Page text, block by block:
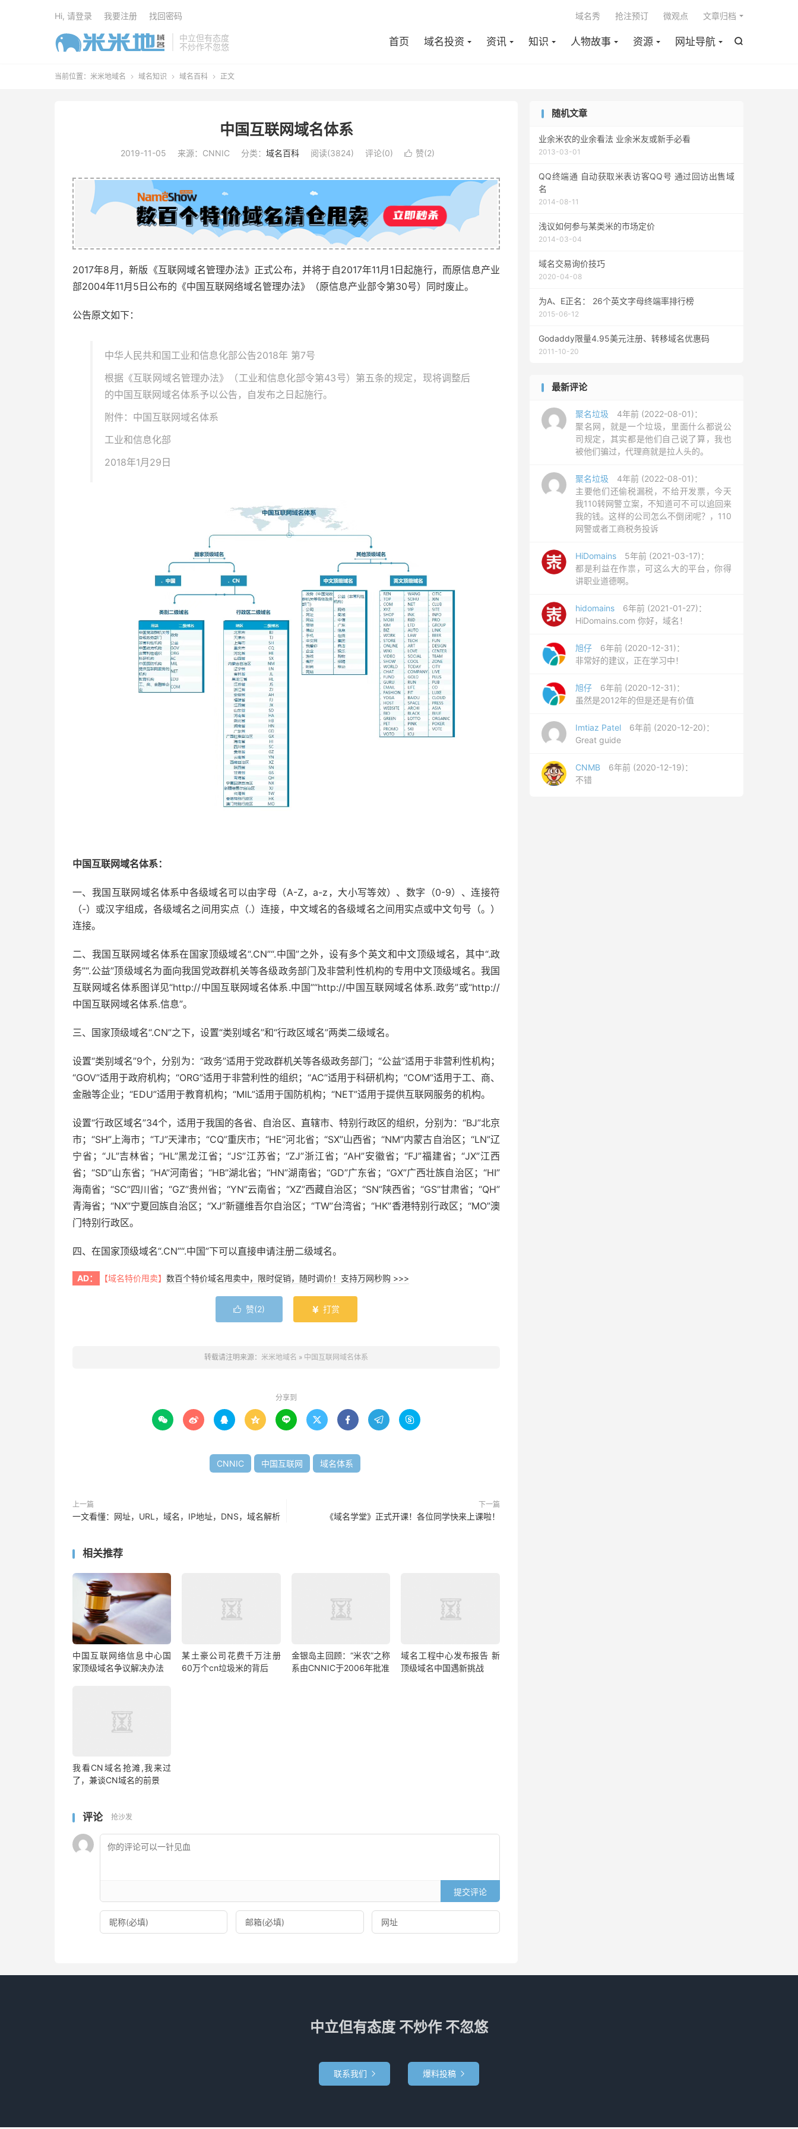
中立但有态度
不炒作不忽悠

首页 域名投资 资讯 知识 人物故事 资源 网址导航
域名秀 抢注预订 微观点 文章归档
Hi, 请登录 我要注册 找回密码
当前位置： 米米地域名  域名知识  域名百科  正文
中国互联网域名体系
2019-11-05 来源：CNNIC 分类： 域名百科 阅读(3824) 评论(0)  赞(2)
2017年8月，新版《互联网域名管理办法》正式公布，并将于自2017年11月1日起施行，而原信息产业
部2004年11月5日公布的《中国互联网络域名管理办法》（原信息产业部令第30号）同时废止。
公告原文如下：
中华人民共和国工业和信息化部公告2018年 第7号
根据《互联网域名管理办法》（工业和信息化部令第43号）第五条的规定，现将调整后
的中国互联网域名体系予以公告，自发布之日起施行。
附件：中国互联网域名体系
工业和信息化部
2018年1月29日
中国互联网域名体系：
一、我国互联网域名体系中各级域名可以由字母（A-Z，a-z，大小写等效）、数字（0-9）、连接符
（-）或汉字组成，各级域名之间用实点（.）连接，中文域名的各级域名之间用实点或中文句号（。）
连接。
二、我国互联网域名体系在国家顶级域名“.CN”“.中国”之外，设有多个英文和中文顶级域名，其中“.政
务”“.公益”顶级域名为面向我国党政群机关等各级政务部门及非营利性机构的专用中文顶级域名。我国
互联网域名体系图详见“http://中国互联网域名体系.中国”“http://中国互联网域名体系.政务”或“http://
中国互联网域名体系.信息”。
三、国家顶级域名“.CN”之下，设置“类别域名”和“行政区域名”两类二级域名。
设置“类别域名”9个，分别为：“政务”适用于党政群机关等各级政务部门；“公益”适用于非营利性机构；
“GOV”适用于政府机构；“ORG”适用于非营利性的组织；“AC”适用于科研机构；“COM”适用于工、商、
金融等企业；“EDU”适用于教育机构；“MIL”适用于国防机构；“NET”适用于提供互联网服务的机构。
设置“行政区域名”34个，适用于我国的各省、自治区、直辖市、特别行政区的组织，分别为：“BJ”北京
市；“SH”上海市；“TJ”天津市；“CQ”重庆市；“HE”河北省；“SX”山西省；“NM”内蒙古自治区；“LN”辽
宁省；“JL”吉林省；“HL”黑龙江省；“JS”江苏省；“ZJ”浙江省；“AH”安徽省；“FJ”福建省；“JX”江西
省；“SD”山东省；“HA”河南省；“HB”湖北省；“HN”湖南省；“GD”广东省；“GX”广西壮族自治区；“HI”
海南省；“SC”四川省；“GZ”贵州省；“YN”云南省；“XZ”西藏自治区；“SN”陕西省；“GS”甘肃省；“QH”
青海省；“NX”宁夏回族自治区；“XJ”新疆维吾尔自治区；“TW”台湾省；“HK”香港特别行政区；“MO”澳
门特别行政区。
四、在国家顶级域名“.CN”“.中国”下可以直接申请注册二级域名。
AD： 【域名特价甩卖】 数百个特价域名甩卖中，限时促销，随时调价！支持万网秒购 >>>
 赞(2)  打赏
转载请注明来源： 米米地域名 » 中国互联网域名体系
分享到
        
CNNIC 中国互联网 域名体系
上一篇
一文看懂：网址，URL，域名，IP地址，DNS，域名解析
下一篇
《域名学堂》正式开课！各位同学快来上课啦！
相关推荐
中国互联网络信息中心国
家顶级域名争议解决办法
某土豪公司花费千万注册
60万个cn垃圾米的背后
金银岛主回顾：“米农”之称
系由CNNIC于2006年批准
域名工程中心发布报告 新
顶级域名中国遇新挑战
我看CN域名抢滩,我来过
了，兼谈CN域名的前景
评论 抢沙发
提交评论
随机文章
业余米农的业余看法 业余米友或新手必看
2013-03-01
QQ终端通 自动获取米表访客QQ号 通过回访出售域
名
2014-08-11
浅议如何参与某类米的市场定价
2014-03-04
域名交易询价技巧
2020-04-08
为A、E正名： 26个英文字母终端率排行榜
2015-06-12
Godaddy限量4.95美元注册、转移域名优惠码
2011-10-20
最新评论
聚名垃圾
4年前 (2022-08-01)：
聚名网，就是一个垃圾，里面什么都说公
司规定，其实都是他们自己说了算，我也
被他们骗过，代理商就是拉人头的。
聚名垃圾
4年前 (2022-08-01)：
主要他们还偷税漏税，不给开发票，今天
我110转网警立案，不知道可不可以追回来
我的钱。这样的公司怎么不倒闭呢？，110
网警或者工商税务投诉
HiDomains
5年前 (2021-03-17)：
都是利益在作祟，可这么大的平台，你得
讲职业道德啊。
hidomains
6年前 (2021-01-27)：
HiDomains.com 你好，域名！
旭仔
6年前 (2020-12-31)：
非常好的建议，正在学习中！
旭仔
6年前 (2020-12-31)：
虽然是2012年的但是还是有价值
Imtiaz Patel
6年前 (2020-12-20)：
Great guide
CNMB
6年前 (2020-12-19)：
不错
中立但有态度 不炒作 不忽悠
联系我们  爆料投稿 